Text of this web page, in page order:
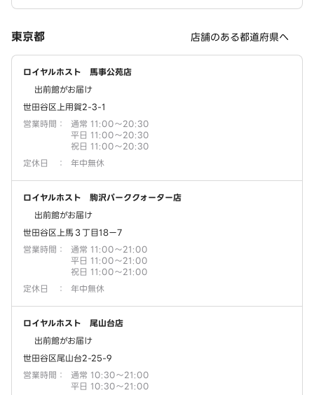
東京都 店舗のある都道府県へ
ロイヤルホスト 馬事公苑店
出前館がお届け
世田谷区上用賀2-3-1
営業時間 ：
通常 11:00～20:30
平日 11:00～20:30
祝日 11:00～20:30
定休日
： 年中無休
ロイヤルホスト 駒沢パーククォーター店
出前館がお届け
世田谷区上馬３丁目18ー7
営業時間 ：
通常 11:00～21:00
平日 11:00～21:00
祝日 11:00～21:00
定休日
： 年中無休
ロイヤルホスト 尾山台店
出前館がお届け
世田谷区尾山台2-25-9
営業時間 ：
通常 10:30～21:00
平日 10:30～21:00